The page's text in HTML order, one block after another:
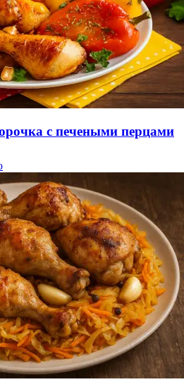
с печеными перцами